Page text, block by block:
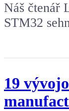
Náš čtenář
STM32
19